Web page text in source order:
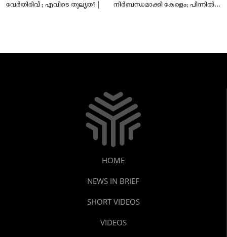
വേർതിരിവ് ; എവിടെ തുല്യത? |
നിർബന്ധമാക്കി കേരളം; പിന്നിൽ
HOME
NEWS IN BRIEF
SHORT VIDEOS
VIDEOS